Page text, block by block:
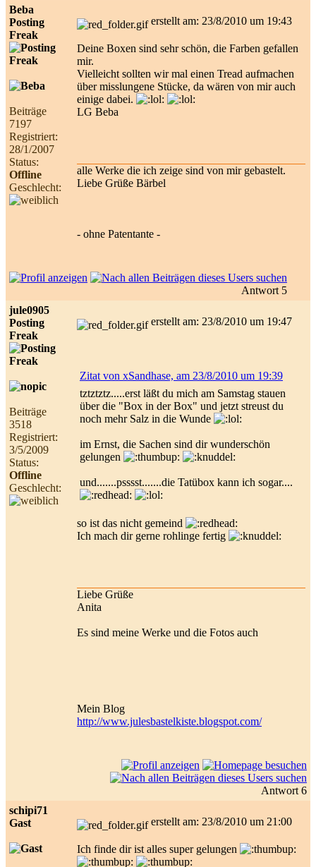
Beba
Posting
Freak
Beiträge
7197
Registriert:
28/1/2007
Status:
Offline
Geschlecht:
erstellt am: 23/8/2010 um 19:43
Deine Boxen sind sehr schön, die Farben gefallen
mir.
Vielleicht sollten wir mal einen Tread aufmachen
über misslungene Stücke, da wären von mir auch
einige dabei.
LG Beba
alle Werke die ich zeige sind von mir gebastelt.
Liebe Grüße Bärbel
- ohne Patentante -
Antwort 5
jule0905
Posting
Freak
Beiträge
3518
Registriert:
3/5/2009
Status:
Offline
Geschlecht:
erstellt am: 23/8/2010 um 19:47
Zitat von xSandhase, am 23/8/2010 um 19:39
tztztztz.....erst läßt du mich am Samstag stauen
über die "Box in der Box" und jetzt streust du
noch mehr Salz in die Wunde
im Ernst, die Sachen sind dir wunderschön
gelungen
und.......psssst.......die Tatübox kann ich sogar....
so ist das nicht gemeind
Ich mach dir gerne rohlinge fertig
Liebe Grüße
Anita
Es sind meine Werke und die Fotos auch
Mein Blog
http://www.julesbastelkiste.blogspot.com/
Antwort 6
schipi71
Gast
erstellt am: 23/8/2010 um 21:00
Ich finde dir ist alles super gelungen